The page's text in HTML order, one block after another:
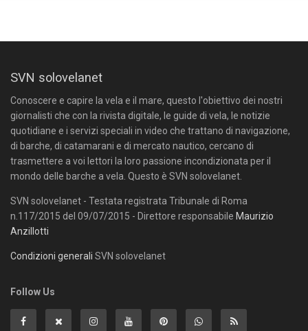
SVN solovelanet
Conoscere e capire la vela e il mare, questo l'obiettivo dei nostri
giornalisti che con la rivista digitale, le guide di vela, le notizie
quotidiane e i servizi speciali in video che trattano di navigazione,
di barche, di catamarani e di mercato nautico, cercano di
trasmettere a voi lettori la loro passione incondizionata per il
mondo delle barche a vela. Questo è SVN solovelanet.
SVN solovelanet - Testata registrata Tribunale di Roma
n.117/2015 del 09/07/2015 - Direttore responsabile Maurizio
Anzillotti
Condizioni generali SVN solovelanet
Follow Us